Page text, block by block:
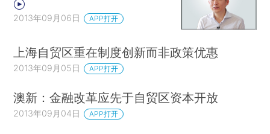
2013年09月06日 APP打开
上海自贸区重在制度创新而非政策优惠
2013年09月05日 APP打开
澳新：金融改革应先于自贸区资本开放
2013年09月04日 APP打开